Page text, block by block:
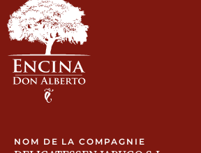
NOM DE LA COMPAGNIE